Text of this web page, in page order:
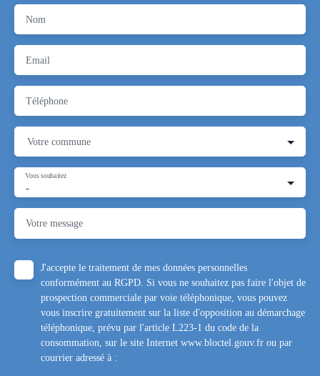
Nom
Email
Téléphone
Votre commune
-
Vous souhaitez
Votre message
J'accepte le traitement de mes données personnelles
conformément au RGPD. Si vous ne souhaitez pas faire l'objet de
prospection commerciale par voie téléphonique, vous pouvez
vous inscrire gratuitement sur la liste d'opposition au démarchage
téléphonique, prévu par l'article L223-1 du code de la
consommation, sur le site Internet www.bloctel.gouv.fr ou par
courrier adressé à :